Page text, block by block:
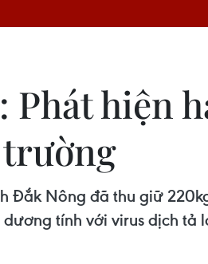
Phát hiện
Đắk Nông đã thu giữ
tính với virus dịch tả